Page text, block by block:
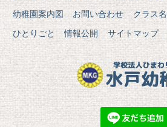
幼稚園案内図
お問い合わせ クラス
ひとりごと
情報公開 サイトマップ